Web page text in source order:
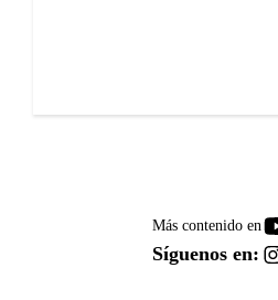
Más contenido en
Síguenos en: